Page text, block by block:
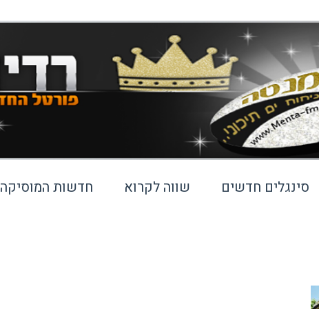
סינגלים חדשים שווה לקרוא חדשות המוסיקה